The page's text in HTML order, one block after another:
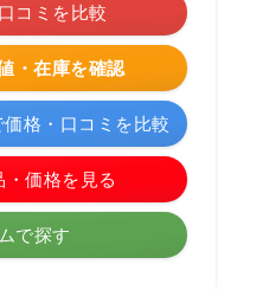
・在庫を確認
コミを比較
格・口コミを比較
・価格を見る
で探す